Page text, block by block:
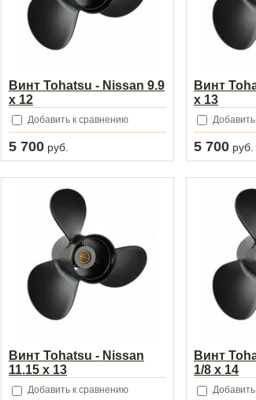
Винт Tohatsu - Nissan 9.9
x 12
Добавить к сравнению
5 700 руб.
Винт
x 13
5 700 руб.
Винт Tohatsu - Nissan
11.15 x 13
Добавить к сравнению
Винт
1/8 x 14